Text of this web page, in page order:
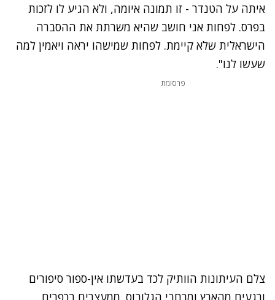
איתה על הטנדר - זו תמונה איומה, ולא הגיע לו לזכות
בפרס. לפחות אני חושב שהיא משרתת את ההסברה
הישראלית שלא קיימת. לפחות שמישהו יראה ויאמין למה
שעשו לנו".
פרסומת
צלם העיתונות הוותיק לכד בעדשתו אין-ספור סיפורים
ורגעים מהארץ ומרחבי הגלובוס. ממעצרים בכפרים